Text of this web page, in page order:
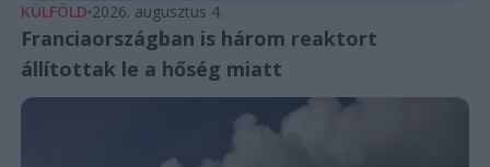
KÜLFÖLD 2026. augusztus 4.
Franciaországban is három reaktort
állítottak le a hőség miatt